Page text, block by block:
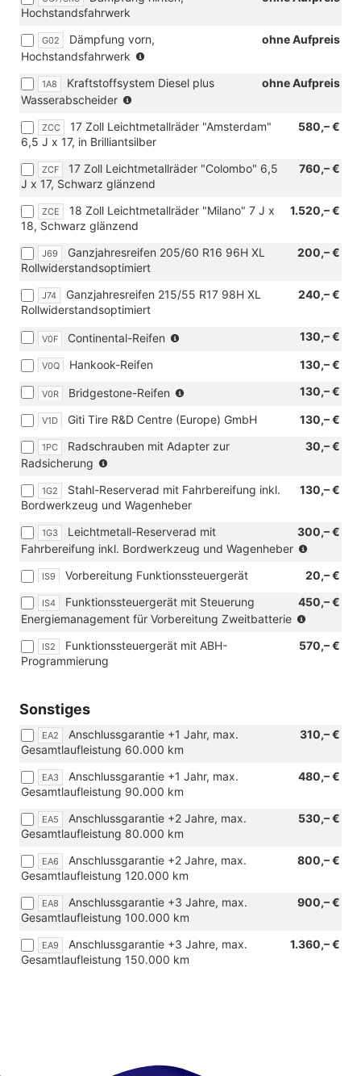
Vorbereitung
mit
oder
mit
Energiemanagement
für
Zweitbatterie)
Hochstandsfahrwerk
G02 ohne Aufpreis
Dämpfung vorn,
Hochstandsfahrwerk
Verbindung
Dämpfung
hinten,
Hochstandsfahrwerk)
1A8 ohne Aufpreis
Kraftstoffsystem Diesel plus
Wasserabscheider
Verbindung
mit
ZCC 580,– €
17 Zoll Leichtmetallräder "Amsterdam"
6,5 J x 17, in Brilliantsilber
ZCF 760,– €
17 Zoll Leichtmetallräder "Colombo" 6,5
J x 17, Schwarz glänzend
ZCE 1.520,– €
18 Zoll Leichtmetallräder "Milano" 7 J x
18, Schwarz glänzend
J69 200,– €
Ganzjahresreifen 205/60 R16 96H XL
Rollwiderstandsoptimiert
J74 240,– €
Ganzjahresreifen 215/55 R17 98H XL
Rollwiderstandsoptimiert
V0F 130,– €
Continental-Reifen
[J69]
Ganzjahresreifen
205/60
R16
oder
[J74]
215/55
R17
XL)
V0Q 130,– €
Hankook-Reifen
V0R 130,– €
Bridgestone-Reifen
Verbindung
[J69]
205/60
R16
96H
XL
oder
[J74]
Ganzjahresreifen
R17
98H
V1D 130,– €
Giti Tire R&D Centre (Europe) GmbH
1PC 30,– €
Radschrauben mit Adapter zur
Radsicherung
Verbindung
mit
1G2 130,– €
Stahl-Reserverad mit Fahrbereifung inkl.
Bordwerkzeug und Wagenheber
1G3 300,– €
Leichtmetall-Reserverad mit
Fahrbereifung inkl. Bordwerkzeug und Wagenheber
IS9 20,– €
Vorbereitung Funktionssteuergerät
IS4 450,– €
Funktionssteuergerät mit Steuerung
Energiemanagement für Vorbereitung Zweitbatterie
IS2 570,– €
Funktionssteuergerät mit ABH-
Programmierung
Sonstiges
EA2 310,– €
Anschlussgarantie +1 Jahr, max.
Gesamtlaufleistung 60.000 km
EA3 480,– €
Anschlussgarantie +1 Jahr, max.
Gesamtlaufleistung 90.000 km
EA5 530,– €
Anschlussgarantie +2 Jahre, max.
Gesamtlaufleistung 80.000 km
EA6 800,– €
Anschlussgarantie +2 Jahre, max.
Gesamtlaufleistung 120.000 km
EA8 900,– €
Anschlussgarantie +3 Jahre, max.
Gesamtlaufleistung 100.000 km
EA9 1.360,– €
Anschlussgarantie +3 Jahre, max.
Gesamtlaufleistung 150.000 km